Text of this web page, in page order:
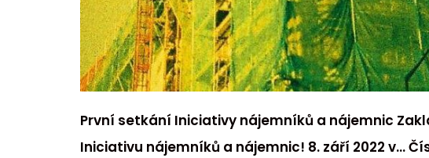
První setkání Iniciativy nájemníků a nájemnic
Iniciativu nájemníků a nájemnic! 8. září 2022 v…